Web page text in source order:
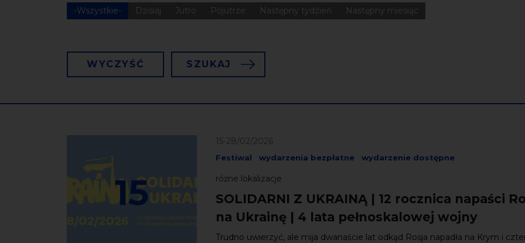
-Wszystkie- Dzisiaj Jutro Pojutrze Następny tydzień Następny miesiąc
WYCZYŚĆ SZUKAJ
15
15-28/02/2026
Festiwal wydarzenia bezpłatne wydarzenie dostępne
różne lokalizacje
SOLIDARNI Z UKRAINĄ | 12 rocznica napaści
na Ukrainę | 4 lata pełnoskalowej wojny
Trudno uwierzyć, ale mija dwanaście lat odkąd Rosja napadła na Krym i